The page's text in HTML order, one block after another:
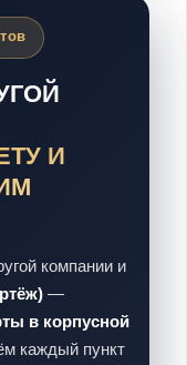
И
компании и
—
в корпусной
каждый пункт